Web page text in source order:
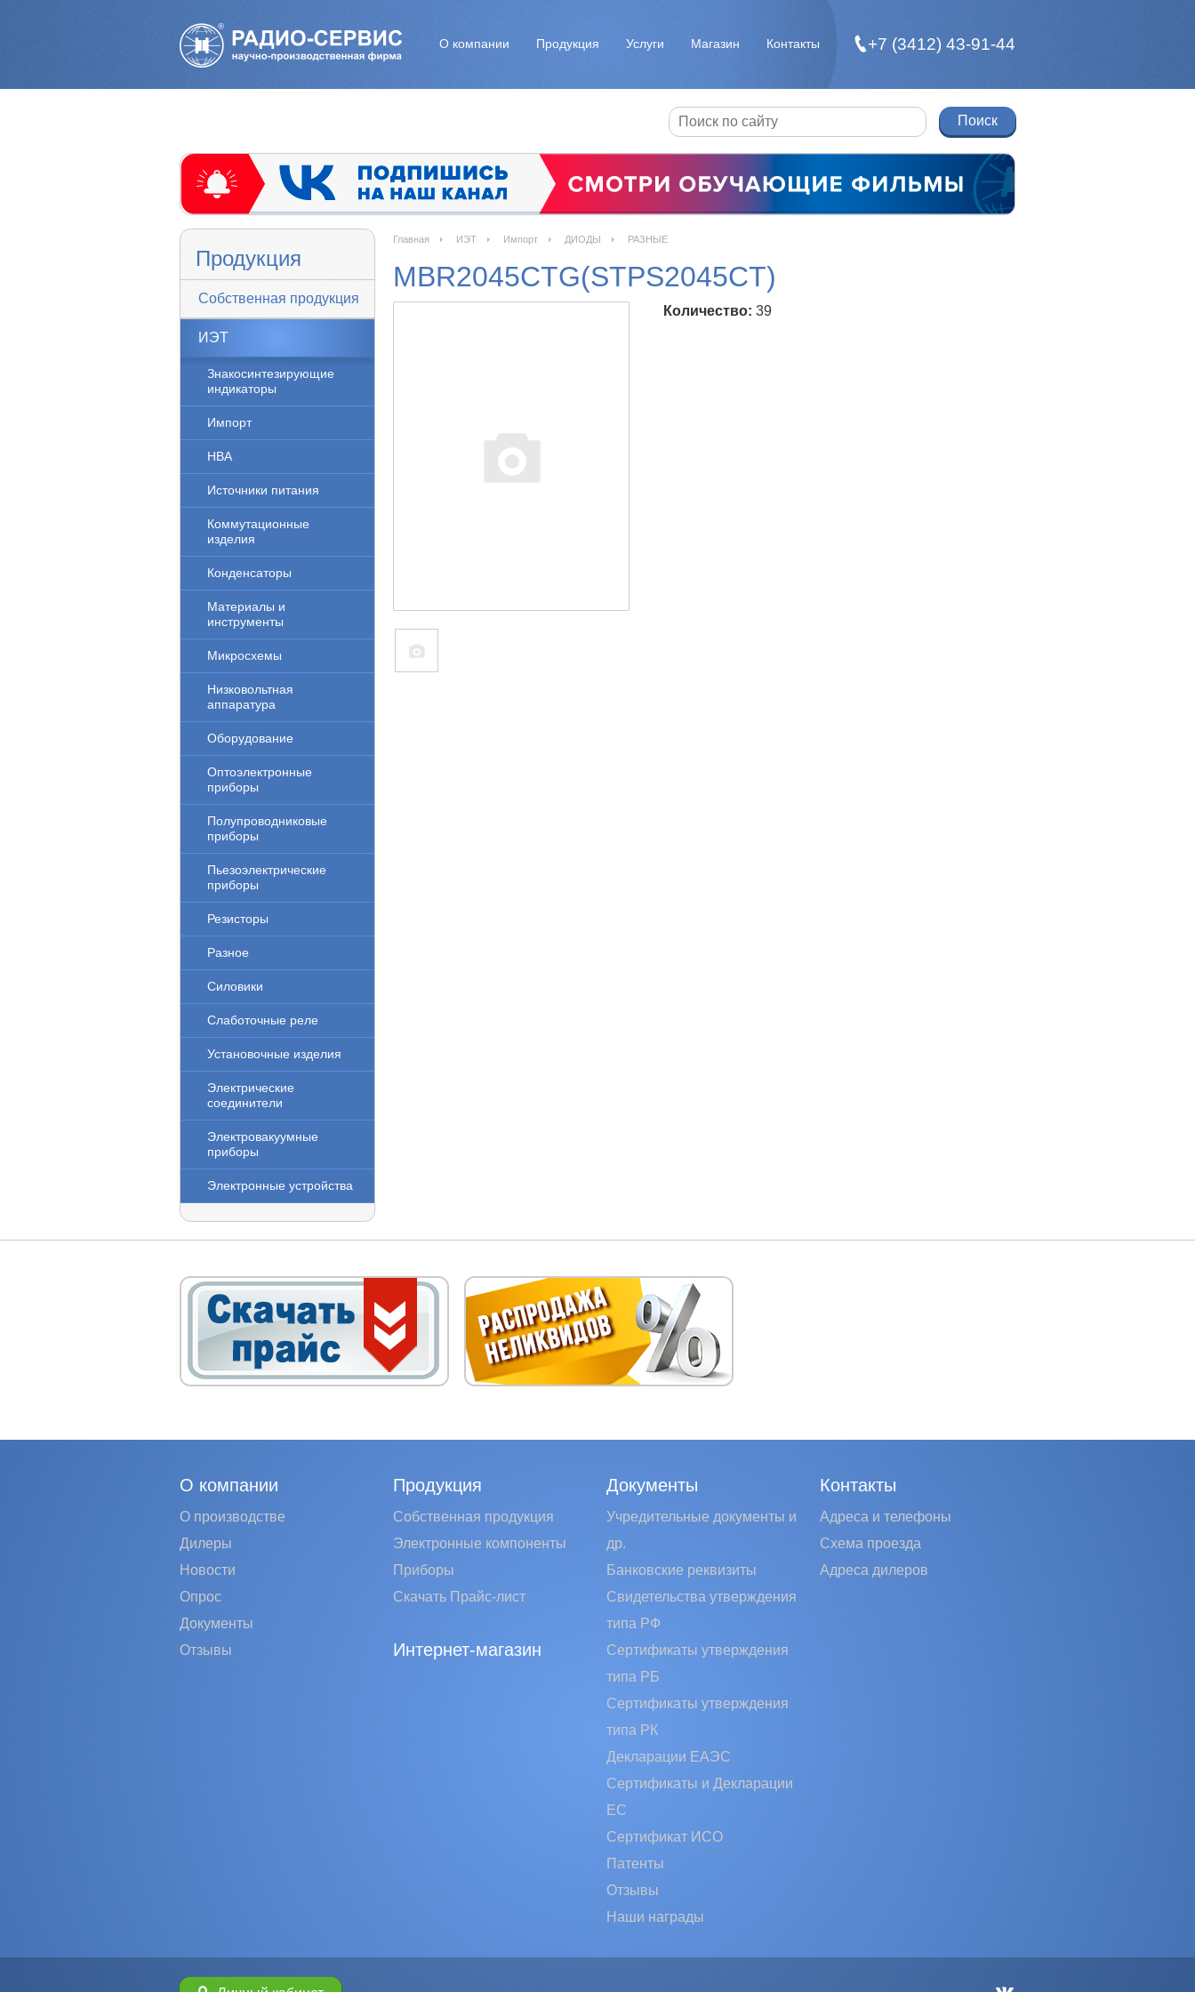
О компании Продукция Услуги Магазин Контакты +7 (3412) 43-91-44
Продукция
Собственная продукция
ИЭТ
Знакосинтезирующие
индикаторы
Импорт
НВА
Источники питания
Коммутационные
изделия
Конденсаторы
Материалы и
инструменты
Микросхемы
Низковольтная
аппаратура
Оборудование
Оптоэлектронные
приборы
Полупроводниковые
приборы
Пьезоэлектрические
приборы
Резисторы
Разное
Силовики
Слаботочные реле
Установочные изделия
Электрические
соединители
Электровакуумные
приборы
Электронные устройства
Главная ИЭТ Импорт ДИОДЫ РАЗНЫЕ
MBR2045CTG(STPS2045CT)
Количество: 39
О компании
О производстве
Дилеры
Новости
Опрос
Документы
Отзывы
Продукция
Собственная продукция
Электронные компоненты
Приборы
Скачать Прайс-лист
Интернет-магазин
Документы
Учредительные документы и
др.
Банковские реквизиты
Свидетельства утверждения
типа РФ
Сертификаты утверждения
типа РБ
Сертификаты утверждения
типа РК
Декларации ЕАЭС
Сертификаты и Декларации
EC
Сертификат ИСО
Патенты
Отзывы
Наши награды
Контакты
Адреса и телефоны
Схема проезда
Адреса дилеров